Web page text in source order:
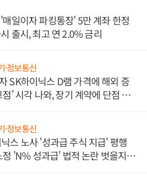
일이자 파킹통장' 5만 계좌 한정
출시, 최고 연 2.0% 금리
·정보통신
SK하이닉스 D램 가격에 해외 증
' 시각 나와, 장기 계약에 단점 부
·정보통신
스 노사 '성과급 주식 지급' 평행
정 'N% 성과급' 법적 논란 벗을지 주